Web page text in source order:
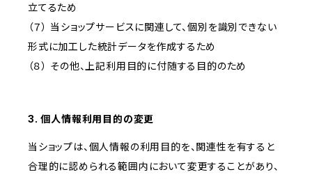
立てるため
（７） 当ショップサービスに関連して、個別を識別できない
形式に加工した統計データを作成するため
（８） その他、上記利用目的に付随する目的のため
3. 個人情報利用目的の変更
当ショップは、個人情報の利用目的を、関連性を有すると
合理的に認められる範囲内において変更することがあり、